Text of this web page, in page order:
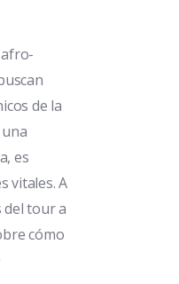
de la
es
vitales. A
tour a
cómo